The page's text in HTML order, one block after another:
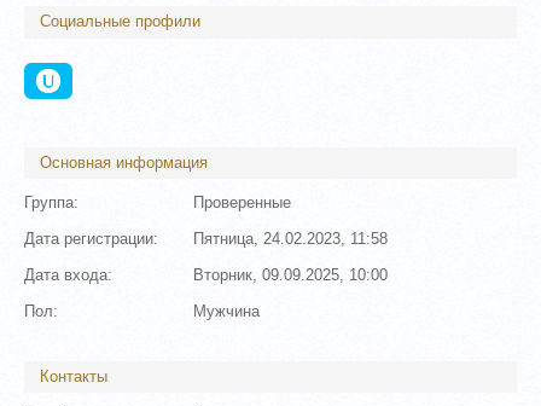
Социальные профили
Основная информация
Группа: Проверенные
Дата регистрации: Пятница, 24.02.2023, 11:58
Дата входа: Вторник, 09.09.2025, 10:00
Пол: Мужчина
Контакты